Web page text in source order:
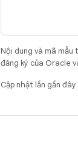
Nội dung và mã
đăng ký của Oracle
Cập nhật lần gần